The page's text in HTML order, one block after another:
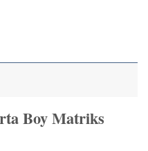
Boy Matriks